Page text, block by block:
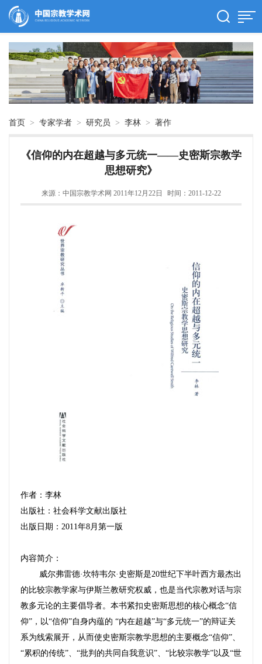
首页 > 专家学者 > 研究员 > 李林 > 著作
《信仰的内在超越与多元统一——史密斯宗教学
思想研究》
来源：中国宗教学术网 2011年12月22日 时间：2011-12-22
作者：李林
出版社：社会科学文献出版社
出版日期： 2011年8月第一版
内容简介：
威尔弗雷德·坎特韦尔·史密斯是20世纪下半叶西方最杰出
的比较宗教学家与伊斯兰教研究权威，也是当代宗教对话与宗
教多元论的主要倡导者。本书紧扣史密斯思想的核心概念“信
仰”，以“信仰”自身内蕴的 “内在超越”与“多元统一”的辩证关
系为线索展开，从而使史密斯宗教学思想的主要概念“信仰”、
“累积的传统”、“批判的共同自我意识”、“比较宗教学”以及“世